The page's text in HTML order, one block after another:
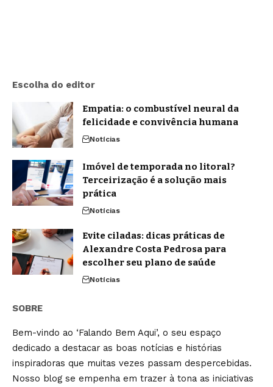
Escolha do editor
Empatia: o combustível neural da
felicidade e convivência humana
Notícias
Imóvel de temporada no litoral?
Terceirização é a solução mais
prática
Notícias
Evite ciladas: dicas práticas de
Alexandre Costa Pedrosa para
escolher seu plano de saúde
Notícias
SOBRE
Bem-vindo ao ‘Falando Bem Aqui’, o seu espaço
dedicado a destacar as boas notícias e histórias
inspiradoras que muitas vezes passam despercebidas.
Nosso blog se empenha em trazer à tona as iniciativas